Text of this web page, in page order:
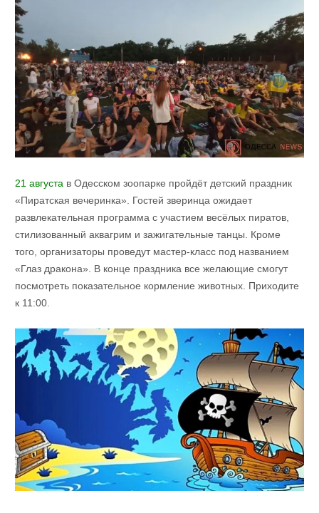
21 августа в Одесском зоопарке пройдёт детский праздник
«Пиратская вечеринка». Гостей зверинца ожидает
развлекательная программа с участием весёлых пиратов,
стилизованный аквагрим и зажигательные танцы. Кроме
того, организаторы проведут мастер-класс под названием
«Глаз дракона». В конце праздника все желающие смогут
посмотреть показательное кормление животных. Приходите
к 11:00.